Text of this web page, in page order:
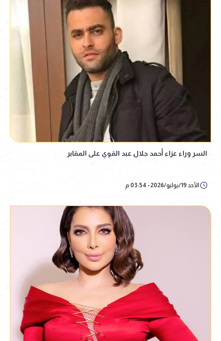
السر وراء عزاء أحمد جلال عبد القوي على المقابر
الأحد 19/يوليو/2026 - 03:54 م